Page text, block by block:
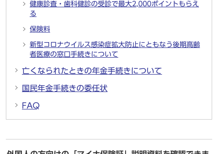
健康診査・歯科健診の受診で最大2,000ポイントもらえ
る
保険料
新型コロナウイルス感染症拡大防止にともなう後期高齢
者医療の窓口手続きについて
亡くなられたときの年金手続きについて
国民年金手続きの委任状
FAQ